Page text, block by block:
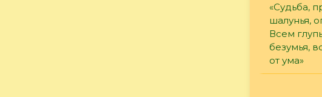
«Судьба,
шалунья,
Всем
безумья,
от ума»